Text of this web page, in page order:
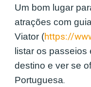
Um bom lugar
atrações com
Viator (https://
listar os
destino e ver se
Portuguesa.